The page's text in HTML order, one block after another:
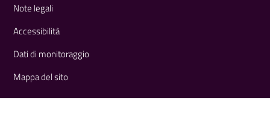
Note legali
Accessibilità
Dati di monitoraggio
Mappa del sito